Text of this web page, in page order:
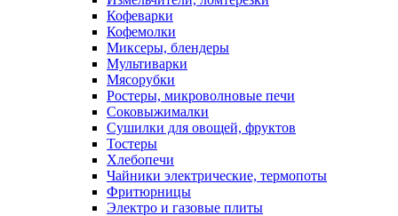
Кофеварки
Кофемолки
Миксеры, блендеры
Мультиварки
Мясорубки
Ростеры, микроволновые печи
Соковыжималки
Сушилки для овощей, фруктов
Тостеры
Хлебопечи
Чайники электрические, термопоты
Фритюрницы
Электро и газовые плиты